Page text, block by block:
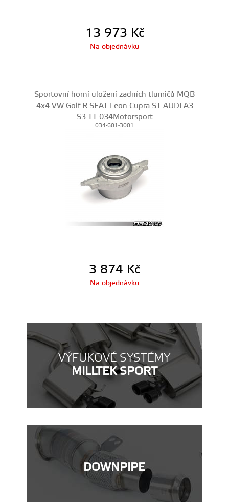
13 973 Kč
Na objednávku
Sportovní horní uložení zadních tlumičů MQB
4x4 VW Golf R SEAT Leon Cupra ST AUDI A3
S3 TT 034Motorsport
034-601-3001
3 874 Kč
Na objednávku
VÝFUKOVÉ SYSTÉMY
MILLTEK SPORT
DOWNPIPE